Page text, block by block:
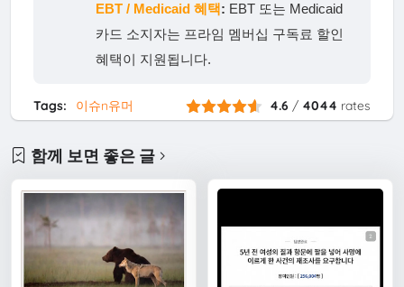
EBT / Medicaid 혜택: EBT 또는 Medicaid
카드 소지자는 프라임 멤버십 구독료 할인
혜택이 지원됩니다.
Tags: 이슈n유머 4.6 / 4044 rates
함께 보면 좋은 글